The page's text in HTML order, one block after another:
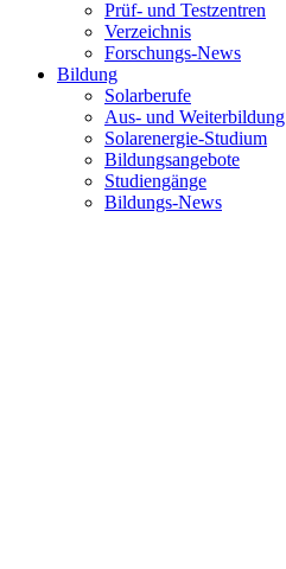
Prüf- und Testzentren
Verzeichnis
Forschungs-News
Bildung
Solarberufe
Aus- und Weiterbildung
Solarenergie-Studium
Bildungsangebote
Studiengänge
Bildungs-News